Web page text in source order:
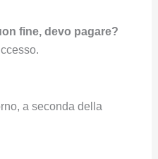
fine, devo pagare?
a seconda della